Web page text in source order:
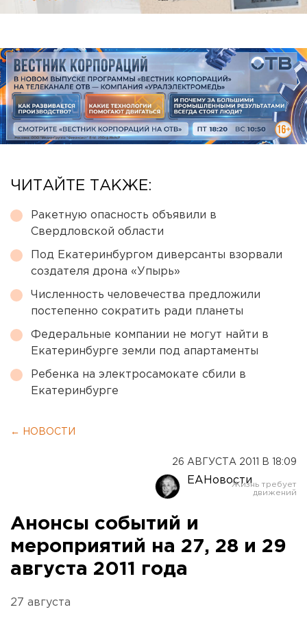
ЧИТАЙТЕ ТАКЖЕ:
Ракетную опасность объявили в
Свердловской области
Под Екатеринбургом диверсанты взорвали
создателя дрона «Упырь»
Численность человечества предложили
постепенно сократить ради планеты
Федеральные компании не могут найти в
Екатеринбурге земли под апартаменты
Ребенка на электросамокате сбили в
Екатеринбурге
← НОВОСТИ
26 АВГУСТА 2011 В 18:09
ЕАНовости
Анонсы событий и
мероприятий на 27, 28 и 29
августа 2011 года
27 августа